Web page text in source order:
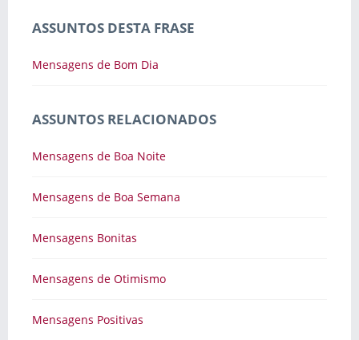
ASSUNTOS DESTA FRASE
Mensagens de Bom Dia
ASSUNTOS RELACIONADOS
Mensagens de Boa Noite
Mensagens de Boa Semana
Mensagens Bonitas
Mensagens de Otimismo
Mensagens Positivas